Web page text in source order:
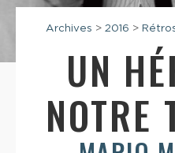
Archives > 2016 >
UN
NOTRE